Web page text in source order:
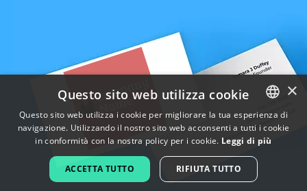
ENGLISH
FRENCH
DUTCH
×
Questo sito web utilizza cookie
Questo sito web utilizza i cookie per migliorare la tua esperienza di
navigazione. Utilizzando il nostro sito web acconsenti a tutti i cookie
in conformità con la nostra policy per i cookie. Leggi di più
ACCETTA TUTTO RIFIUTA TUTTO